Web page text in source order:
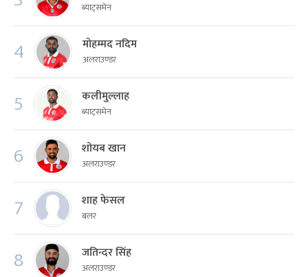
ब्याट्समेन
4 मोहम्मद नदिम
अलराउण्डर
5 कलीमुल्लाह
ब्याट्समेन
6 शोयब खान
अलराउण्डर
7 शाह फेसल
बलर
8 जतिन्दर सिंह
अलराउण्डर